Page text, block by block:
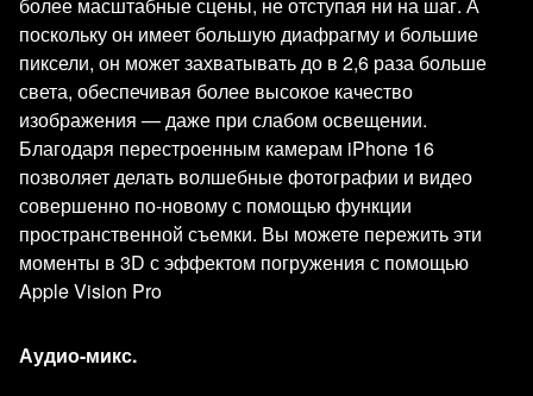
поскольку он имеет большую диафрагму и большие
пиксели, он может захватывать до в 2,6 раза больше
света, обеспечивая более высокое качество
изображения — даже при слабом освещении.
Благодаря перестроенным камерам iPhone 16
позволяет делать волшебные фотографии и видео
совершенно по-новому с помощью функции
пространственной съемки. Вы можете пережить эти
моменты в 3D с эффектом погружения с помощью
Apple Vision Pro
Аудио-микс.